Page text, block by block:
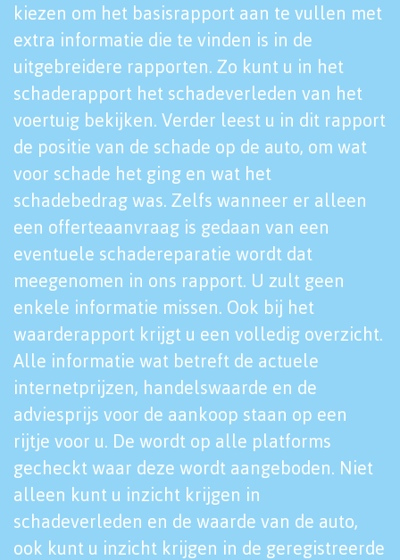
kiezen om het basisrapport aan te vullen met
extra informatie die te vinden is in de
uitgebreidere rapporten. Zo kunt u in het
schaderapport het schadeverleden van het
voertuig bekijken. Verder leest u in dit rapport
de positie van de schade op de auto, om wat
voor schade het ging en wat het
schadebedrag was. Zelfs wanneer er alleen
een offerteaanvraag is gedaan van een
eventuele schadereparatie wordt dat
meegenomen in ons rapport. U zult geen
enkele informatie missen. Ook bij het
waarderapport krijgt u een volledig overzicht.
Alle informatie wat betreft de actuele
internetprijzen, handelswaarde en de
adviesprijs voor de aankoop staan op een
rijtje voor u. De wordt op alle platforms
gecheckt waar deze wordt aangeboden. Niet
alleen kunt u inzicht krijgen in
schadeverleden en de waarde van de auto,
ook kunt u inzicht krijgen in de geregistreerde